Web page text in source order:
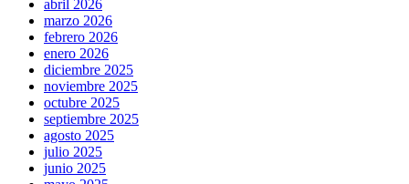
abril 2026
marzo 2026
febrero 2026
enero 2026
diciembre 2025
noviembre 2025
octubre 2025
septiembre 2025
agosto 2025
julio 2025
junio 2025